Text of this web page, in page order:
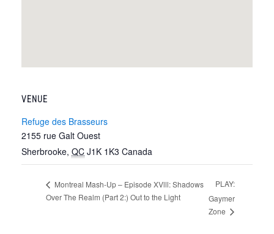
VENUE
Refuge des Brasseurs
2155 rue Galt Ouest
Sherbrooke, QC J1K 1K3 Canada
Montreal Mash-Up – Episode XVlll: Shadows
Over The Realm (Part 2:) Out to the Light
PLAY:
Gaymer
Zone